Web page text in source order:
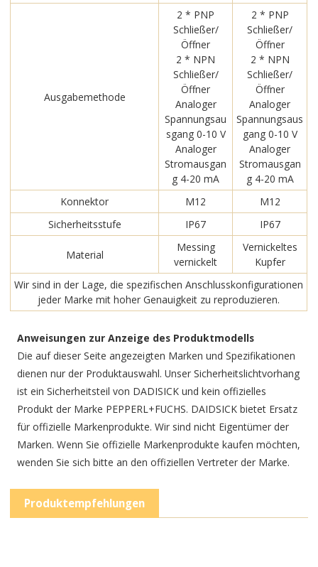
Ausgabemethode
2 * PNP
Schließer/
Öffner
2 * NPN
Schließer/
Öffner
Analoger
Spannungsau
sgang 0-10 V
Analoger
Stromausgan
g 4-20 mA
2 * PNP
Schließer/
Öffner
2 * NPN
Schließer/
Öffner
Analoger
Spannungsaus
gang 0-10 V
Analoger
Stromausgan
g 4-20 mA
Konnektor
M12
M12
Sicherheitsstufe
IP67 IP67
Material
Messing
vernickelt
Vernickeltes
Kupfer
Wir sind in der Lage, die spezifischen Anschlusskonfigurationen
jeder Marke mit hoher Genauigkeit zu reproduzieren.
Anweisungen zur Anzeige des Produktmodells
Die auf dieser Seite angezeigten Marken und Spezifikationen
dienen nur der Produktauswahl. Unser Sicherheitslichtvorhang
ist ein Sicherheitsteil von DADISICK und kein offizielles
Produkt der Marke PEPPERL+FUCHS. DAIDSICK bietet Ersatz
für offizielle Markenprodukte. Wir sind nicht Eigentümer der
Marken. Wenn Sie offizielle Markenprodukte kaufen möchten,
wenden Sie sich bitte an den offiziellen Vertreter der Marke.
Produktempfehlungen